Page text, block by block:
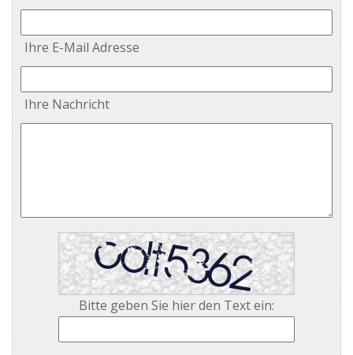
Ihre E-Mail Adresse
Ihre Nachricht
Bitte geben Sie hier den Text ein: